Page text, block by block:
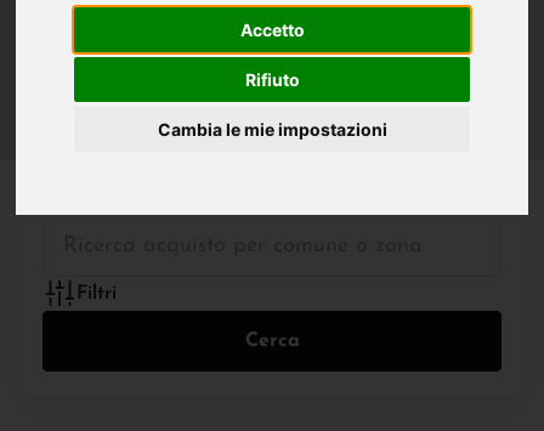
Accetto
Rifiuto
Cambia le mie impostazioni
Filtri
Cerca